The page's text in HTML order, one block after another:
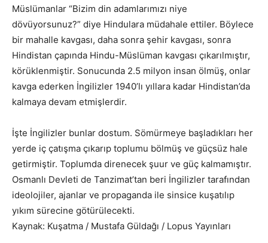
Müslümanlar “Bizim din adamlarımızı niye
dövüyorsunuz?” diye Hindulara müdahale ettiler. Böylece
bir mahalle kavgası, daha sonra şehir kavgası, sonra
Hindistan çapında Hindu-Müslüman kavgası çıkarılmıştır,
körüklenmiştir. Sonucunda 2.5 milyon insan ölmüş, onlar
kavga ederken İngilizler 1940’lı yıllara kadar Hindistan’da
kalmaya devam etmişlerdir.
İşte İngilizler bunlar dostum. Sömürmeye başladıkları her
yerde iç çatışma çıkarıp toplumu bölmüş ve güçsüz hale
getirmiştir. Toplumda direnecek şuur ve güç kalmamıştır.
Osmanlı Devleti de Tanzimat’tan beri İngilizler tarafından
ideolojiler, ajanlar ve propaganda ile sinsice kuşatılıp
yıkım sürecine götürülecekti.
Kaynak: Kuşatma / Mustafa Güldağı / Lopus Yayınları